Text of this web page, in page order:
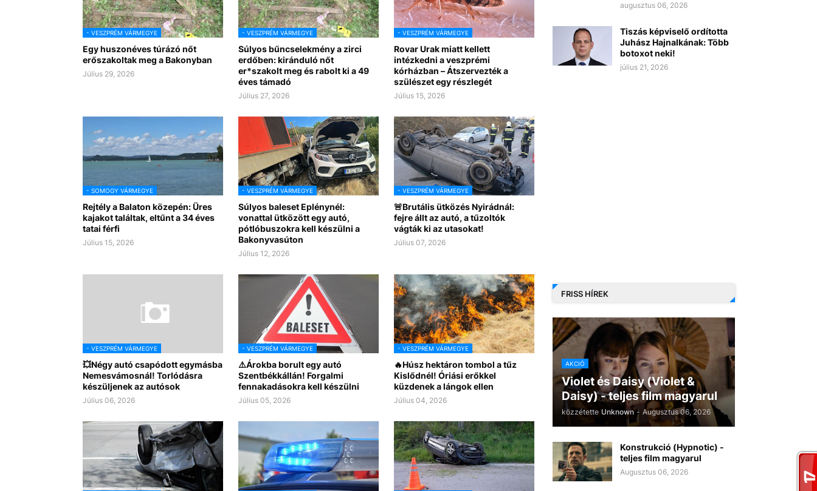
- VESZPRÉM VÁRMEGYE
Egy huszonéves túrázó nőt
erőszakoltak meg a Bakonyban
Július 29, 2026
- VESZPRÉM VÁRMEGYE
Súlyos bűncselekmény a zirci
erdőben: kiránduló nőt
er*szakolt meg és rabolt ki a 49
éves támadó
Július 27, 2026
- VESZPRÉM VÁRMEGYE
Rovar Urak miatt kellett
intézkedni a veszprémi
kórházban – Átszervezték a
szülészet egy részlegét
Július 15, 2026
- SOMOGY VÁRMEGYE
Rejtély a Balaton közepén: Üres
kajakot találtak, eltűnt a 34 éves
tatai férfi
Július 15, 2026
- VESZPRÉM VÁRMEGYE
Súlyos baleset Eplénynél:
vonattal ütközött egy autó,
pótlóbuszokra kell készülni a
Bakonyvasúton
Július 12, 2026
- VESZPRÉM VÁRMEGYE
🚨Brutális ütközés Nyirádnál:
fejre állt az autó, a tűzoltók
vágták ki az utasokat!
Július 07, 2026
- VESZPRÉM VÁRMEGYE
💥Négy autó csapódott egymásba
Nemesvámosnál! Torlódásra
készüljenek az autósok
Július 06, 2026
- VESZPRÉM VÁRMEGYE
⚠️Árokba borult egy autó
Szentbékkállán! Forgalmi
fennakadásokra kell készülni
Július 05, 2026
- VESZPRÉM VÁRMEGYE
🔥Húsz hektáron tombol a tűz
Kislődnél! Óriási erőkkel
küzdenek a lángok ellen
Július 04, 2026
augusztus 06, 2026
Tiszás képviselő ordította
Juhász Hajnalkának: Több
botoxot neki!
július 21, 2026
FRISS HÍREK
AKCIÓ
Violet és Daisy (Violet &
Daisy) - teljes film magyarul
közzétette Unknown - Augusztus 06, 2026
Konstrukció (Hypnotic) -
teljes film magyarul
Augusztus 06, 2026